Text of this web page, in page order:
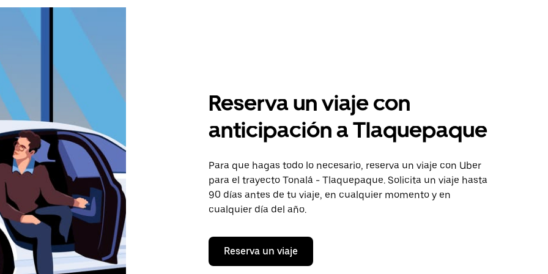
Reserva un viaje con
anticipación a Tlaquepaque
Para que hagas todo lo necesario, reserva un viaje con Uber
para el trayecto Tonalá - Tlaquepaque. Solicita un viaje hasta
90 días antes de tu viaje, en cualquier momento y en
cualquier día del año.
Reserva un viaje